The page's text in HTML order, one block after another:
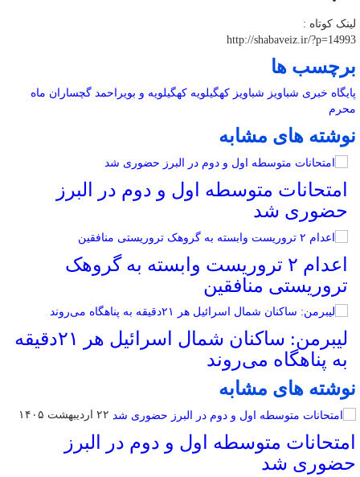
لینک کوتاه :
http://shabaveiz.ir/?p=14993
برچسب ها
پایگاه خبری شباویز شباویز کهگیلویه کهگیلویه و بویراحمد گچساران ماه
محرم
نوشته های مشابه
امتحانات متوسطه اول و دوم در البرز
حضوری شد
اعدام ۲ تروریست وابسته به گروهک
تروریستی منافقین
لیبرمن: ساکنان شمال اسرائیل هر ۲۱دقیقه
به پناهگاه می‌روند
نوشته های مشابه
۲۲ اردیبهشت ۱۴۰۵
امتحانات متوسطه اول و دوم در البرز
حضوری شد